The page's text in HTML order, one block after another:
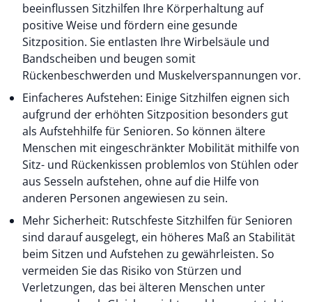
beeinflussen Sitzhilfen Ihre Körperhaltung auf
positive Weise und fördern eine gesunde
Sitzposition. Sie entlasten Ihre Wirbelsäule und
Bandscheiben und beugen somit
Rückenbeschwerden und Muskelverspannungen vor.
Einfacheres Aufstehen: Einige Sitzhilfen eignen sich
aufgrund der erhöhten Sitzposition besonders gut
als Aufstehhilfe für Senioren. So können ältere
Menschen mit eingeschränkter Mobilität mithilfe von
Sitz- und Rückenkissen problemlos von Stühlen oder
aus Sesseln aufstehen, ohne auf die Hilfe von
anderen Personen angewiesen zu sein.
Mehr Sicherheit: Rutschfeste Sitzhilfen für Senioren
sind darauf ausgelegt, ein höheres Maß an Stabilität
beim Sitzen und Aufstehen zu gewährleisten. So
vermeiden Sie das Risiko von Stürzen und
Verletzungen, das bei älteren Menschen unter